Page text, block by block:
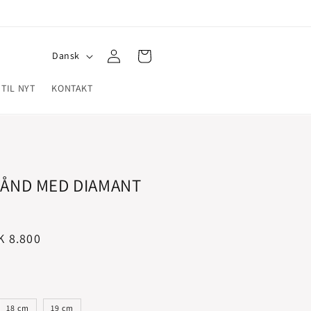
TIL NYT KONTAKT
Dansk
Log
ind
Indkøbskurv
MED DIAMANT
8.800
18 cm 19 cm